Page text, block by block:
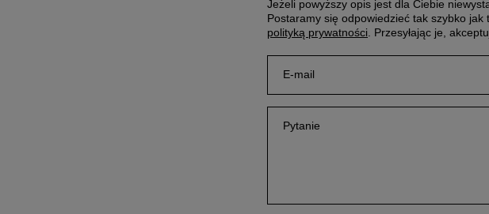
Jeżeli powyższy opis jest dla Ciebie
Postaramy się odpowiedzieć tak szybko jak
polityką prywatności . Przesyłając je,
E-mail
Pytanie